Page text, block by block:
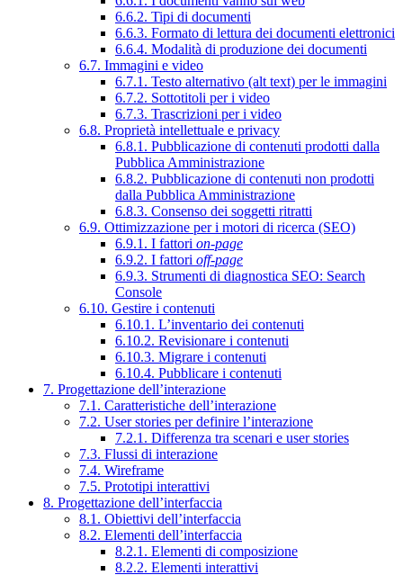
6.6.2. Tipi di documenti
6.6.3. Formato di lettura dei documenti elettronici
6.6.4. Modalità di produzione dei documenti
6.7. Immagini e video
6.7.1. Testo alternativo (alt text) per le immagini
6.7.2. Sottotitoli per i video
6.7.3. Trascrizioni per i video
6.8. Proprietà intellettuale e privacy
6.8.1. Pubblicazione di contenuti prodotti dalla
Pubblica Amministrazione
6.8.2. Pubblicazione di contenuti non prodotti
dalla Pubblica Amministrazione
6.8.3. Consenso dei soggetti ritratti
6.9. Ottimizzazione per i motori di ricerca (SEO)
6.9.1. I fattori on-page
6.9.2. I fattori off-page
6.9.3. Strumenti di diagnostica SEO: Search
Console
6.10. Gestire i contenuti
6.10.1. L’inventario dei contenuti
6.10.2. Revisionare i contenuti
6.10.3. Migrare i contenuti
6.10.4. Pubblicare i contenuti
7. Progettazione dell’interazione
7.1. Caratteristiche dell’interazione
7.2. User stories per definire l’interazione
7.2.1. Differenza tra scenari e user stories
7.3. Flussi di interazione
7.4. Wireframe
7.5. Prototipi interattivi
8. Progettazione dell’interfaccia
8.1. Obiettivi dell’interfaccia
8.2. Elementi dell’interfaccia
8.2.1. Elementi di composizione
8.2.2. Elementi interattivi